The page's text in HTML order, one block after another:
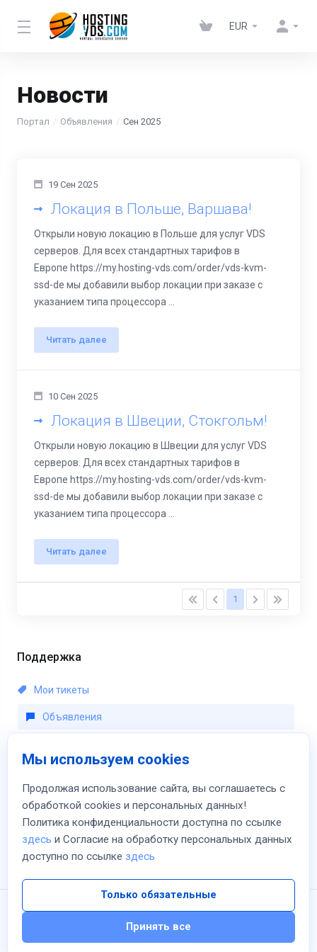
EUR
Новости
Портал Объявления Сен 2025
Поддержка
Мои тикеты
Объявления
Статус сети
Открыть тикет
19 Сен 2025
Локация в Польше, Варшава!
Открыли новую локацию в Польше для услуг VDS
серверов. Для всех стандартных тарифов в
Европе https://my.hosting-vds.com/order/vds-kvm-
ssd-de мы добавили выбор локации при заказе с
указанием типа процессора ...
Читать далее
10 Сен 2025
Локация в Швеции, Стокгольм!
Открыли новую локацию в Швеции для услуг VDS
серверов. Для всех стандартных тарифов в
Европе https://my.hosting-vds.com/order/vds-kvm-
ssd-de мы добавили выбор локации при заказе с
указанием типа процессора ...
Читать далее
1
Copyright © 2026 Hosting-VDS.com. All Rights Reserved.
Мы используем cookies
Продолжая использование сайта, вы соглашаетесь с
обработкой cookies и персональных данных!
Политика конфиденциальности доступна по ссылке
здесь и Согласие на обработку персональных данных
доступно по ссылке здесь
Только обязательные
Принять все